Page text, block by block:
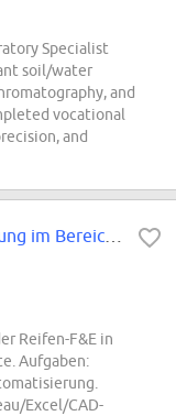
Specialist
soil/water
and
vocational
and
Reifen-F&E in
Aufgaben:
Excel/CAD-